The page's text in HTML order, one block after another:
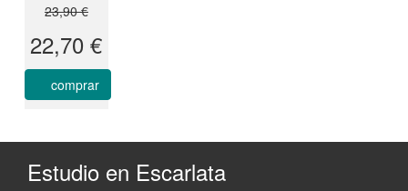
23,90 €
22,70 €
comprar
Estudio en Escarlata